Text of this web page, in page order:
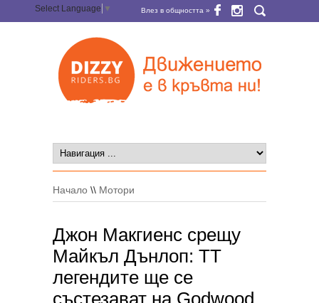
Select Language ▼ Влез в общността »
Начало \\ Мотори
Джон Макгиенс срещу
Майкъл Дънлоп: TT
легендите ще се
състезават на Godwood